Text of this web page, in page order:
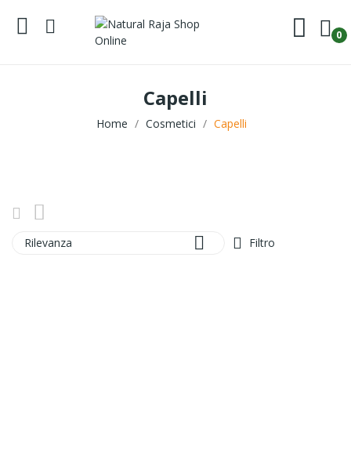
0
Capelli
Home Cosmetici Capelli
Rilevanza  Filtro